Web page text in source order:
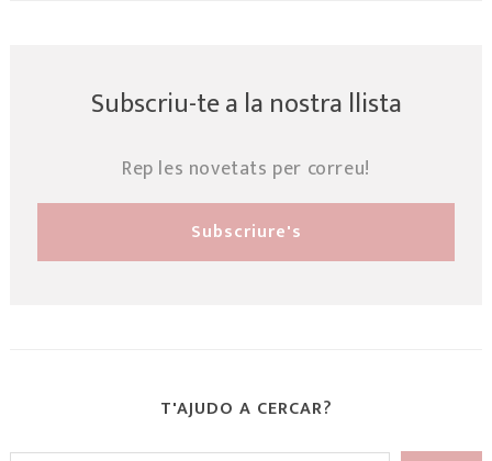
Subscriu-te a la nostra llista
Rep les novetats per correu!
T'AJUDO A CERCAR?